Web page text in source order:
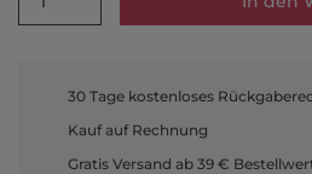
30 Tage kostenloses
Kauf auf Rechnung
Gratis Versand ab 39 €